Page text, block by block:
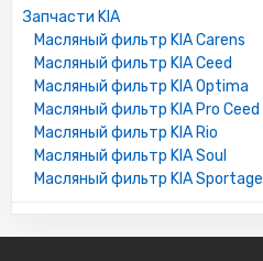
Запчасти KIA
Масляный фильтр KIA Carens
Масляный фильтр KIA Ceed
Масляный фильтр KIA Optima
Масляный фильтр KIA Pro Ceed
Масляный фильтр KIA Rio
Масляный фильтр KIA Soul
Масляный фильтр KIA Sportage